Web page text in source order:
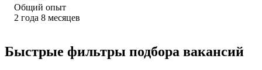
Общий опыт
2 года 8 месяцев
Быстрые фильтры подбора вакансий